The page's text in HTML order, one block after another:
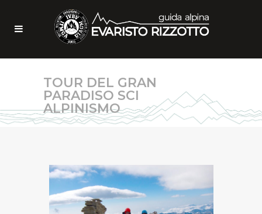
TOUR DEL GRAN
PARADISO SCI
ALPINISMO